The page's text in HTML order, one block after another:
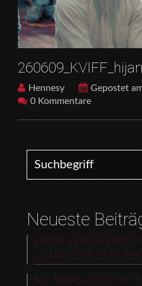
Hennesy
Gepostet
0 Kommentare
Search for:
Neueste
EBOW
„CLUB 1990“ FEAT.
MC MARS ZEIGT MIT